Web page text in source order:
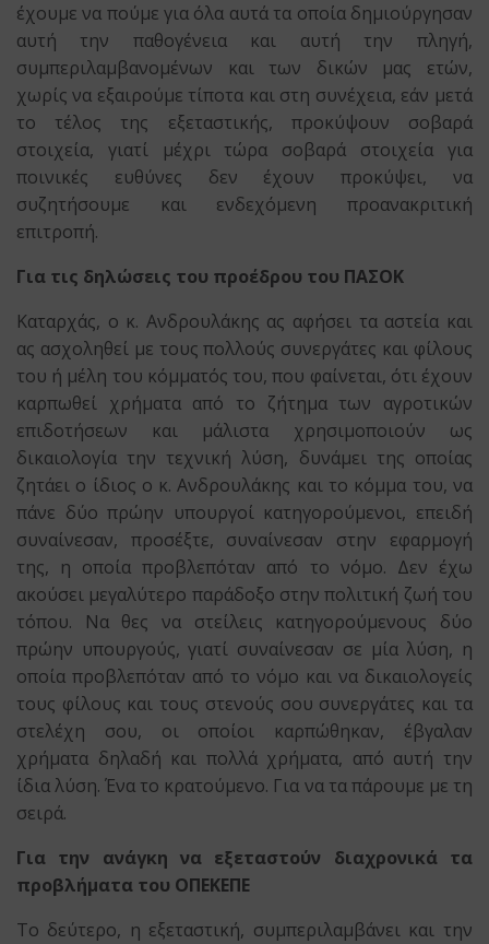
έχουμε να πούμε για όλα αυτά τα οποία δημιούργησαν
αυτή την παθογένεια και αυτή την πληγή,
συμπεριλαμβανομένων και των δικών μας ετών,
χωρίς να εξαιρούμε τίποτα και στη συνέχεια, εάν μετά
το τέλος της εξεταστικής, προκύψουν σοβαρά
στοιχεία, γιατί μέχρι τώρα σοβαρά στοιχεία για
ποινικές ευθύνες δεν έχουν προκύψει, να
συζητήσουμε και ενδεχόμενη προανακριτική
επιτροπή.
Για τις δηλώσεις του προέδρου του ΠΑΣΟΚ
Καταρχάς, ο κ. Ανδρουλάκης ας αφήσει τα αστεία και
ας ασχοληθεί με τους πολλούς συνεργάτες και φίλους
του ή μέλη του κόμματός του, που φαίνεται, ότι έχουν
καρπωθεί χρήματα από το ζήτημα των αγροτικών
επιδοτήσεων και μάλιστα χρησιμοποιούν ως
δικαιολογία την τεχνική λύση, δυνάμει της οποίας
ζητάει ο ίδιος ο κ. Ανδρουλάκης και το κόμμα του, να
πάνε δύο πρώην υπουργοί κατηγορούμενοι, επειδή
συναίνεσαν, προσέξτε, συναίνεσαν στην εφαρμογή
της, η οποία προβλεπόταν από το νόμο. Δεν έχω
ακούσει μεγαλύτερο παράδοξο στην πολιτική ζωή του
τόπου. Να θες να στείλεις κατηγορούμενους δύο
πρώην υπουργούς, γιατί συναίνεσαν σε μία λύση, η
οποία προβλεπόταν από το νόμο και να δικαιολογείς
τους φίλους και τους στενούς σου συνεργάτες και τα
στελέχη σου, οι οποίοι καρπώθηκαν, έβγαλαν
χρήματα δηλαδή και πολλά χρήματα, από αυτή την
ίδια λύση. Ένα το κρατούμενο. Για να τα πάρουμε με τη
σειρά.
Για την ανάγκη να εξεταστούν διαχρονικά τα
προβλήματα του ΟΠΕΚΕΠΕ
Το δεύτερο, η εξεταστική, συμπεριλαμβάνει και την